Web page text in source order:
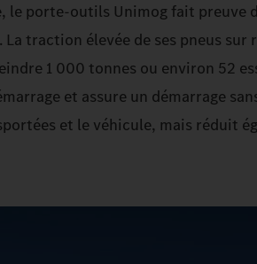
porte-outils Unimog fait preuve
traction élevée de ses pneus
1 000 tonnes ou environ 52
et assure un démarrage
et le véhicule, mais réduit